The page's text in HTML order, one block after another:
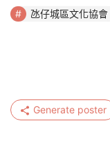
氹仔城區文化協會
Generate poster